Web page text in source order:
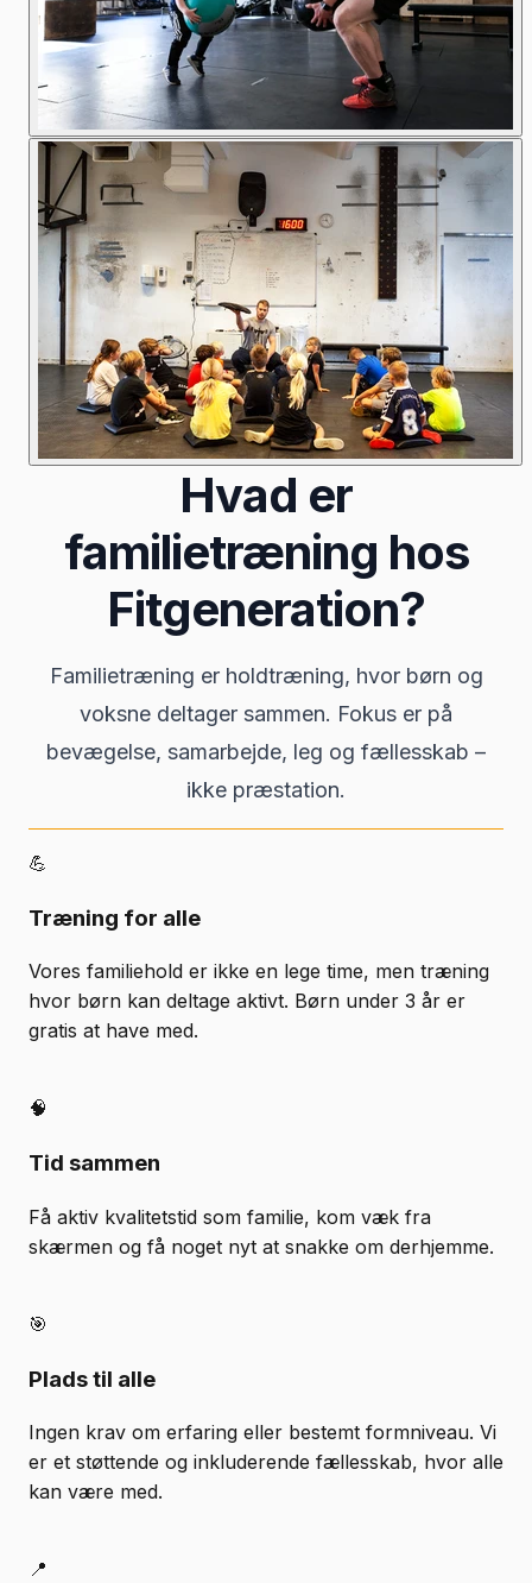
Hvad er
familietræning hos
Fitgeneration?
Familietræning er holdtræning, hvor børn og
voksne deltager sammen. Fokus er på
bevægelse, samarbejde, leg og fællesskab –
ikke præstation.
💪
Træning for alle
Vores familiehold er ikke en lege time, men træning
hvor børn kan deltage aktivt. Børn under 3 år er
gratis at have med.
🧠
Tid sammen
Få aktiv kvalitetstid som familie, kom væk fra
skærmen og få noget nyt at snakke om derhjemme.
🎯
Plads til alle
Ingen krav om erfaring eller bestemt formniveau. Vi
er et støttende og inkluderende fællesskab, hvor alle
kan være med.
📍